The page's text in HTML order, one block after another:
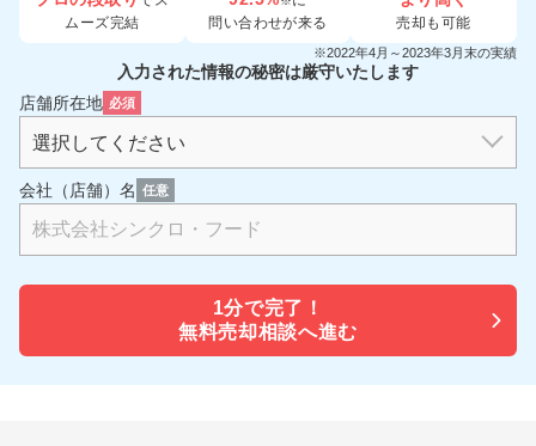
ムーズ完結
問い合わせが来る
売却も可能
※2022年4月～2023年3月末の実績
入力された情報の秘密は厳守いたします
店舗所在地 必須
会社（店舗）名 任意
1分で完了！
無料売却相談へ進む